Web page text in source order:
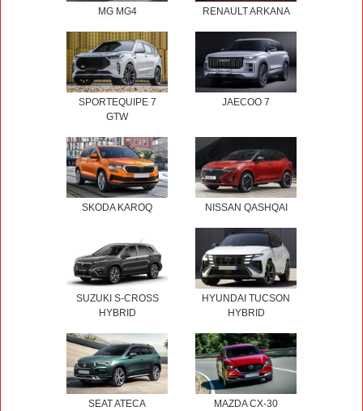
MG MG4 RENAULT ARKANA
SPORTEQUIPE 7
GTW
JAECOO 7
SKODA KAROQ NISSAN QASHQAI
SUZUKI S-CROSS
HYBRID
HYUNDAI TUCSON
HYBRID
SEAT ATECA MAZDA CX-30